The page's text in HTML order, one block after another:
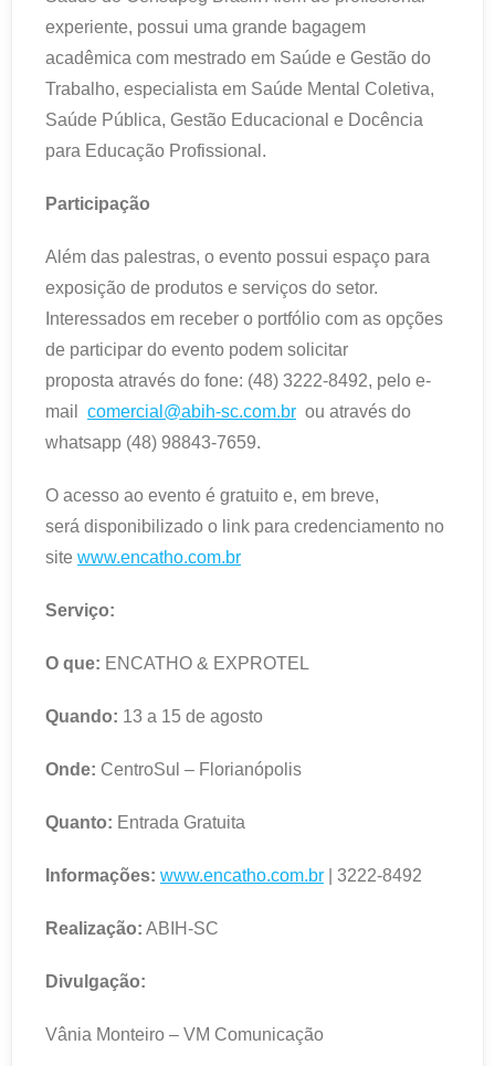
experiente, possui uma grande bagagem
acadêmica com mestrado em Saúde e Gestão do
Trabalho, especialista em Saúde Mental Coletiva,
Saúde Pública, Gestão Educacional e Docência
para Educação Profissional.
Participação
Além das palestras, o evento possui espaço para
exposição de produtos e serviços do setor.
Interessados em receber o portfólio com as opções
de participar do evento podem solicitar
proposta através do fone: (48) 3222-8492, pelo e-
mail comercial@abih-sc.com.br ou através do
whatsapp (48) 98843-7659.
O acesso ao evento é gratuito e, em breve,
será disponibilizado o link para credenciamento no
site www.encatho.com.br
Serviço:
O que: ENCATHO & EXPROTEL
Quando: 13 a 15 de agosto
Onde: CentroSul – Florianópolis
Quanto: Entrada Gratuita
Informações: www.encatho.com.br | 3222-8492
Realização: ABIH-SC
Divulgação:
Vânia Monteiro – VM Comunicação